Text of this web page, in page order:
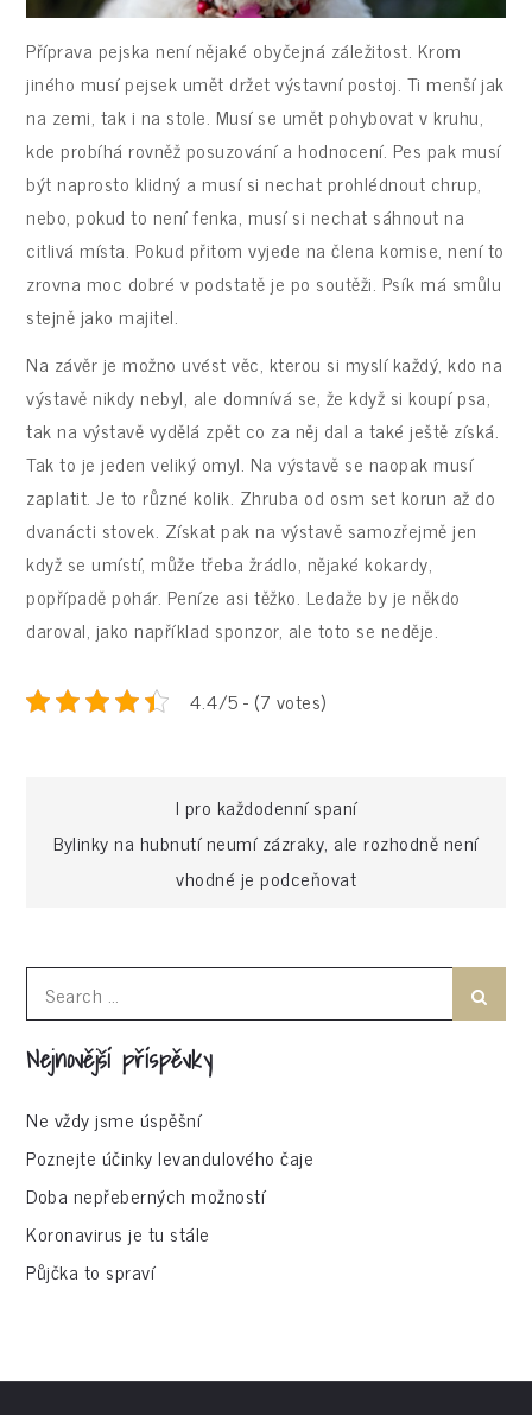
Příprava pejska není nějaké obyčejná záležitost. Krom
jiného musí pejsek umět držet výstavní postoj. Ti menší jak
na zemi, tak i na stole. Musí se umět pohybovat v kruhu,
kde probíhá rovněž posuzování a hodnocení. Pes pak musí
být naprosto klidný a musí si nechat prohlédnout chrup,
nebo, pokud to není fenka, musí si nechat sáhnout na
citlivá místa. Pokud přitom vyjede na člena komise, není to
zrovna moc dobré v podstatě je po soutěži. Psík má smůlu
stejně jako majitel.
Na závěr je možno uvést věc, kterou si myslí každý, kdo na
výstavě nikdy nebyl, ale domnívá se, že když si koupí psa,
tak na výstavě vydělá zpět co za něj dal a také ještě získá.
Tak to je jeden veliký omyl. Na výstavě se naopak musí
zaplatit. Je to různé kolik. Zhruba od osm set korun až do
dvanácti stovek. Získat pak na výstavě samozřejmě jen
když se umístí, může třeba žrádlo, nějaké kokardy,
popřípadě pohár. Peníze asi těžko. Ledaže by je někdo
daroval, jako například sponzor, ale toto se neděje.
4.4/5 - (7 votes)
Navigace
příspěvek
I pro každodenní spaní
Bylinky na hubnutí neumí zázraky, ale rozhodně není
vhodné je podceňovat
for:
Nejnovější příspěvky
Ne vždy jsme úspěšní
Poznejte účinky levandulového čaje
Doba nepřeberných možností
Koronavirus je tu stále
Půjčka to spraví